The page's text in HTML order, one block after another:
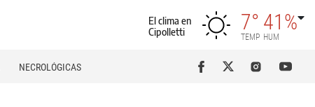
El clima en
Cipolletti
7°
TEMP
41%
HUM
NECROLÓGICAS